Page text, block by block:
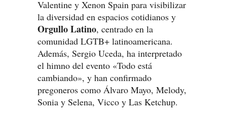
Valentine y Xenon Spain para visibilizar
la diversidad en espacios cotidianos y
Orgullo Latino, centrado en la
comunidad LGTB+ latinoamericana.
Además, Sergio Uceda, ha interpretado
el himno del evento «Todo está
cambiando», y han confirmado
pregoneros como Álvaro Mayo, Melody,
Sonia y Selena, Vicco y Las Ketchup.